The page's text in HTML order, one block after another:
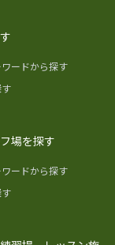
ードから探す
場を探す
ードから探す